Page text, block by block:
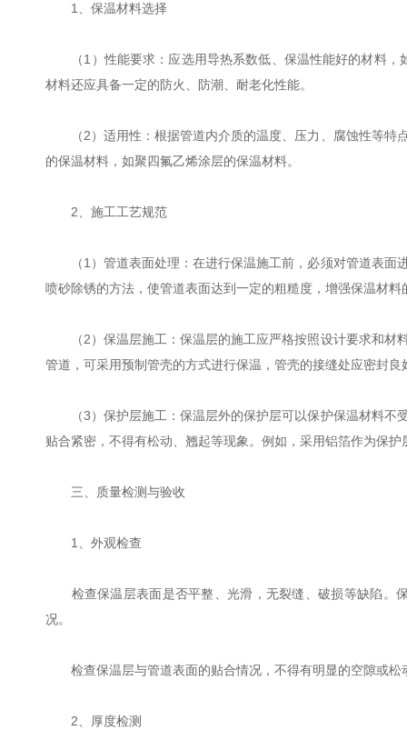
1、保温材料选择
（1）性能要求：应选用导热系数低、保温性能好的材料，
材料还应具备一定的防火、防潮、耐老化性能。
（2）适用性：根据管道内介质的温度、压力、腐蚀性等特
的保温材料，如聚四氟乙烯涂层的保温材料。
2、施工工艺规范
（1）管道表面处理：在进行保温施工前，必须对管道表面
喷砂除锈的方法，使管道表面达到一定的粗糙度，增强保温材料
（2）保温层施工：保温层的施工应严格按照设计要求和材
管道，可采用预制管壳的方式进行保温，管壳的接缝处应密封
（3）保护层施工：保温层外的保护层可以保护保温材料不
贴合紧密，不得有松动、翘起等现象。例如，采用铝箔作为保
三、质量检测与验收
1、外观检查
检查保温层表面是否平整、光滑，无裂缝、破损等缺陷。保
况。
检查保温层与管道表面的贴合情况，不得有明显的空隙或松
2、厚度检测